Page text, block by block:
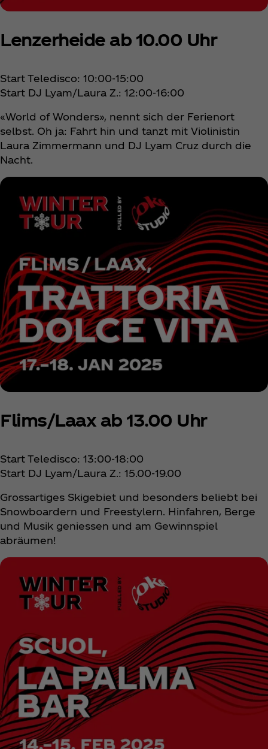
Lenzerheide ab 10.00 Uhr
Start Teledisco: 10:00-15:00
Start DJ Lyam/Laura Z.: 12:00-16:00
«World of Wonders», nennt sich der Ferienort
selbst. Oh ja: Fahrt hin und tanzt mit Violinistin
Laura Zimmermann und DJ Lyam Cruz durch die
Nacht.
Flims/Laax ab 13.00 Uhr
Start Teledisco: 13:00-18:00
Start DJ Lyam/Laura Z.: 15.00-19.00
Grossartiges Skigebiet und besonders beliebt bei
Snowboardern und Freestylern. Hinfahren, Berge
und Musik geniessen und am Gewinnspiel
abräumen!